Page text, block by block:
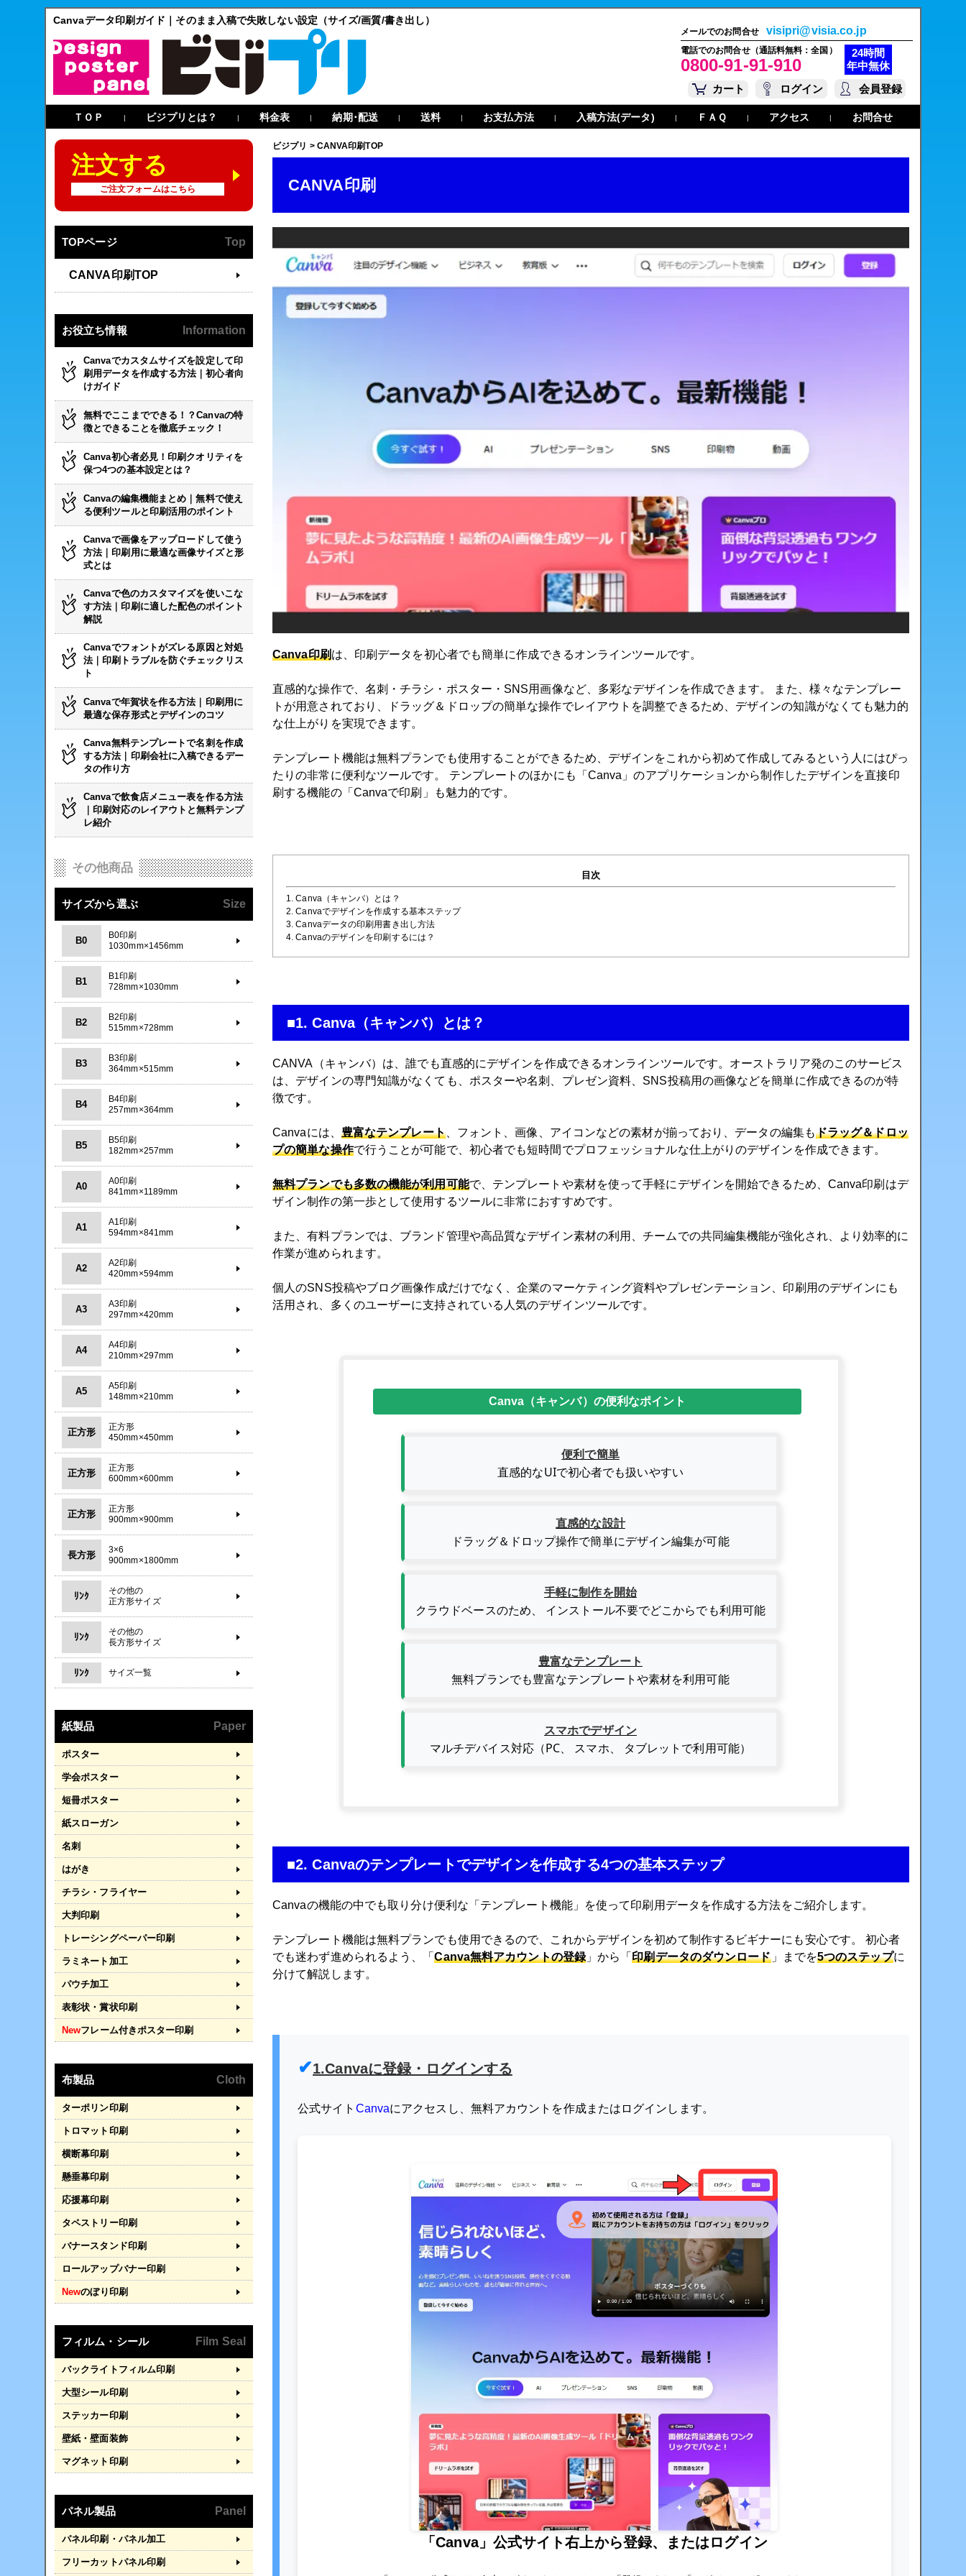
Canvaデータ印刷ガイド｜そのまま入稿で失敗しない設定（サイズ/画質/書き出し）
メールでのお問合せ visipri@visia.co.jp
電話でのお問合せ（通話料無料：全国）
0800-91-91-910
24時間
年中無休
カート
ログイン 会員登録
ＴＯＰ | ビジプリとは？ | 料金表 | 納期･配送 | 送料 | お支払方法 | 入稿方法(データ) | ＦＡＱ | アクセス | お問合せ
ビジプリ > CANVA印刷TOP
CANVA印刷
Canva印刷は、印刷データを初心者でも簡単に作成できるオンラインツールです。
直感的な操作で、名刺・チラシ・ポスター・SNS用画像など、多彩なデザインを作成できます。 また、様々なテンプレー
トが用意されており、ドラッグ＆ドロップの簡単な操作でレイアウトを調整できるため、デザインの知識がなくても魅力的
な仕上がりを実現できます。
テンプレート機能は無料プランでも使用することができるため、デザインをこれから初めて作成してみるという人にはぴっ
たりの非常に便利なツールです。 テンプレートのほかにも「Canva」のアプリケーションから制作したデザインを直接印
刷する機能の「Canvaで印刷」も魅力的です。
目次
1. Canva（キャンバ）とは？
2. Canvaでデザインを作成する基本ステップ
3. Canvaデータの印刷用書き出し方法
4. Canvaのデザインを印刷するには？
■1. Canva（キャンバ）とは？
CANVA（キャンバ）は、誰でも直感的にデザインを作成できるオンラインツールです。オーストラリア発のこのサービス
は、デザインの専門知識がなくても、ポスターや名刺、プレゼン資料、SNS投稿用の画像などを簡単に作成できるのが特
徴です。
Canvaには、 豊富なテンプレート、フォント、画像、アイコンなどの素材が揃っており、データの編集もドラッグ＆ドロッ
プの簡単な操作で行うことが可能で、初心者でも短時間でプロフェッショナルな仕上がりのデザインを作成できます。
無料プランでも多数の機能が利用可能で、テンプレートや素材を使って手軽にデザインを開始できるため、Canva印刷はデ
ザイン制作の第一歩として使用するツールに非常におすすめです。
また、有料プランでは、ブランド管理や高品質なデザイン素材の利用、チームでの共同編集機能が強化され、より効率的に
作業が進められます。
個人のSNS投稿やブログ画像作成だけでなく、企業のマーケティング資料やプレゼンテーション、印刷用のデザインにも
活用され、多くのユーザーに支持されている人気のデザインツールです。
Canva（キャンバ）の便利なポイント
便利で簡単
直感的なUIで初心者でも扱いやすい
直感的な設計
ドラッグ＆ドロップ操作で簡単にデザイン編集が可能
手軽に制作を開始
クラウドベースのため、 インストール不要でどこからでも利用可能
豊富なテンプレート
無料プランでも豊富なテンプレートや素材を利用可能
スマホでデザイン
マルチデバイス対応（PC、 スマホ、 タブレットで利用可能）
■2. Canvaのテンプレートでデザインを作成する4つの基本ステップ
Canvaの機能の中でも取り分け便利な「テンプレート機能」を使って印刷用データを作成する方法をご紹介します。
テンプレート機能は無料プランでも使用できるので、これからデザインを初めて制作するビギナーにも安心です。 初心者
でも迷わず進められるよう、「Canva無料アカウントの登録」から「印刷データのダウンロード」までを5つのステップに
分けて解説します。
1.Canvaに登録・ログインする
公式サイト Canvaにアクセスし、無料アカウントを作成またはログインします。
「Canva」公式サイト右上から登録、またはログイン
注文する
ご注文フォームはこちら
TOPページ Top
CANVA印刷TOP
お役立ち情報 Information
Canvaでカスタムサイズを設定して印
刷用データを作成する方法｜初心者向
けガイド
無料でここまでできる！？Canvaの特
徴とできることを徹底チェック！
Canva初心者必見！印刷クオリティを
保つ4つの基本設定とは？
Canvaの編集機能まとめ｜無料で使え
る便利ツールと印刷活用のポイント
Canvaで画像をアップロードして使う
方法｜印刷用に最適な画像サイズと形
式とは
Canvaで色のカスタマイズを使いこな
す方法｜印刷に適した配色のポイント
解説
Canvaでフォントがズレる原因と対処
法｜印刷トラブルを防ぐチェックリス
ト
Canvaで年賀状を作る方法｜印刷用に
最適な保存形式とデザインのコツ
Canva無料テンプレートで名刺を作成
する方法｜印刷会社に入稿できるデー
タの作り方
Canvaで飲食店メニュー表を作る方法
｜印刷対応のレイアウトと無料テンプ
レ紹介
その他商品
サイズから選ぶ Size
B0
B0印刷
1030mm×1456mm
B1
B1印刷
728mm×1030mm
B2
B2印刷
515mm×728mm
B3
B3印刷
364mm×515mm
B4
B4印刷
257mm×364mm
B5
B5印刷
182mm×257mm
A0
A0印刷
841mm×1189mm
A1
A1印刷
594mm×841mm
A2
A2印刷
420mm×594mm
A3
A3印刷
297mm×420mm
A4
A4印刷
210mm×297mm
A5
A5印刷
148mm×210mm
正方形
正方形
450mm×450mm
正方形
正方形
600mm×600mm
正方形
正方形
900mm×900mm
長方形
3×6
900mm×1800mm
ﾘﾝｸ
その他の
正方形サイズ
ﾘﾝｸ
その他の
長方形サイズ
ﾘﾝｸ サイズ一覧
紙製品 Paper
ポスター
学会ポスター
短冊ポスター
紙スローガン
名刺
はがき
チラシ・フライヤー
大判印刷
トレーシングペーパー印刷
ラミネート加工
パウチ加工
表彰状・賞状印刷
Newフレーム付きポスター印刷
布製品 Cloth
ターポリン印刷
トロマット印刷
横断幕印刷
懸垂幕印刷
応援幕印刷
タペストリー印刷
バナースタンド印刷
ロールアップバナー印刷
Newのぼり印刷
フィルム・シール Film Seal
バックライトフィルム印刷
大型シール印刷
ステッカー印刷
壁紙・壁面装飾
マグネット印刷
パネル製品 Panel
パネル印刷・パネル加工
フリーカットパネル印刷